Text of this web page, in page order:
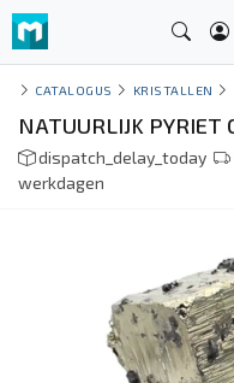
CATALOGUS KRISTALLEN
NATUURLIJK PYRIET
dispatch_delay_today
werkdagen